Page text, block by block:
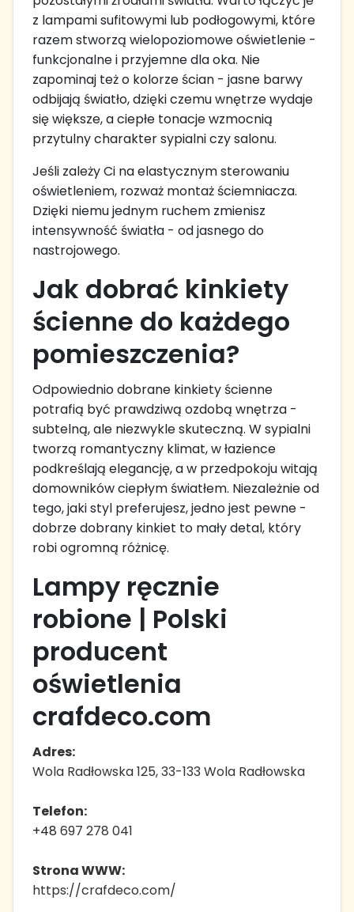
z lampami sufitowymi lub podłogowymi, które
razem stworzą wielopoziomowe oświetlenie -
funkcjonalne i przyjemne dla oka. Nie
zapominaj też o kolorze ścian - jasne barwy
odbijają światło, dzięki czemu wnętrze wydaje
się większe, a ciepłe tonacje wzmocnią
przytulny charakter sypialni czy salonu.
Jeśli zależy Ci na elastycznym sterowaniu
oświetleniem, rozważ montaż ściemniacza.
Dzięki niemu jednym ruchem zmienisz
intensywność światła - od jasnego do
nastrojowego.
Jak dobrać kinkiety
ścienne do każdego
pomieszczenia?
Odpowiednio dobrane kinkiety ścienne
potrafią być prawdziwą ozdobą wnętrza -
subtelną, ale niezwykle skuteczną. W sypialni
tworzą romantyczny klimat, w łazience
podkreślają elegancję, a w przedpokoju witają
domowników ciepłym światłem. Niezależnie od
tego, jaki styl preferujesz, jedno jest pewne -
dobrze dobrany kinkiet to mały detal, który
robi ogromną różnicę.
Lampy ręcznie
robione | Polski
producent
oświetlenia
crafdeco.com
Adres:
Wola Radłowska 125, 33-133 Wola Radłowska
Telefon:
+48 697 278 041
Strona WWW:
https://crafdeco.com/